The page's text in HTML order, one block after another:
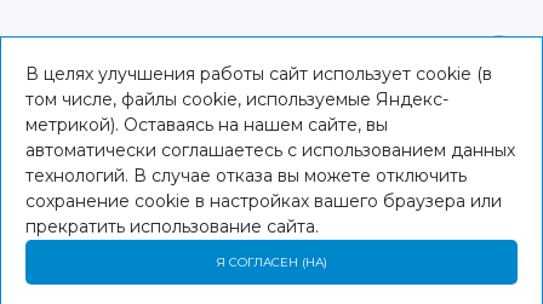
© NEO Clinic — 2026
КОНСУЛЬТАЦИЯ СПЕЦИАЛИСТА
В целях улучшения работы сайт использует cookie (в
том числе, файлы cookie, используемые Яндекс-
метрикой). Оставаясь на нашем сайте, вы
автоматически соглашаетесь с использованием данных
технологий. В случае отказа вы можете отключить
сохранение cookie в настройках вашего браузера или
прекратить использование сайта.
Я СОГЛАСЕН (НА)